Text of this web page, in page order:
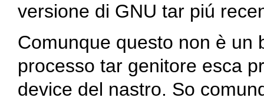
versione di GNU tar piú
Comunque questo non è un
processo tar genitore esca
device del nastro. So